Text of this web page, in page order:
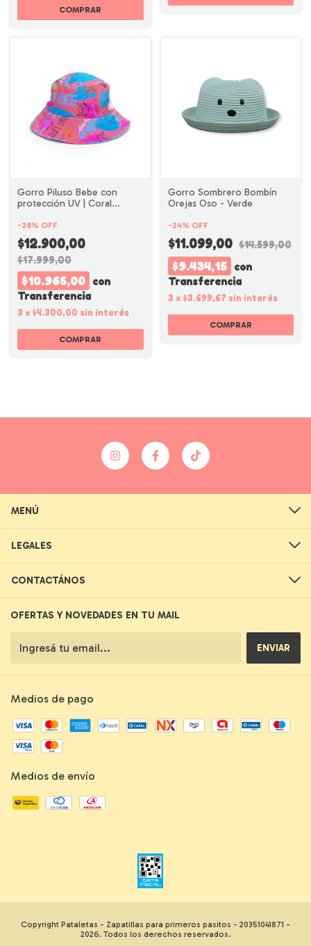
COMPRAR
Gorro Piluso Bebe con
protección UV | Coral
-28% OFF
$12.900,00
$17.999,00
$10.965,00
con
Transferencia
3 x $4.300,00 sin interés
COMPRAR
Gorro Sombrero Bombín
Orejas Oso - Verde
-24% OFF
$11.099,00 $14.599,00
$9.434,15
con
Transferencia
3 x $3.699,67 sin interés
MENÚ
LEGALES
CONTACTÁNOS
OFERTAS Y NOVEDADES EN TU MAIL
Medios de pago
Medios de envío
Copyright Pataletas - Zapatillas para primeros pasitos - 20351041871 -
2026. Todos los derechos reservados.